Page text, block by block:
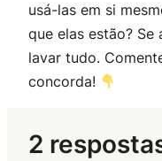
usá-las em si
que elas estão? Se
lavar tudo.
concorda!
2